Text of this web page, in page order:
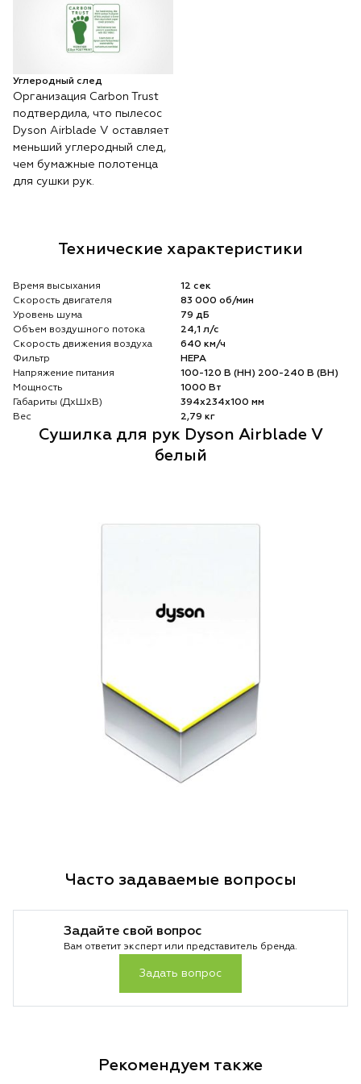
Углеродный след
Организация Carbon Trust
подтвердила, что пылесос
Dyson Airblade V оставляет
меньший углеродный след,
чем бумажные полотенца
для сушки рук.
Технические характеристики
Время высыхания
12 сек
Скорость двигателя
83 000 об/мин
Уровень шума
79 дБ
Объем воздушного потока
24,1 л/с
Скорость движения воздуха
640 км/ч
Фильтр
HEPA
Напряжение питания
100-120 В (НН) 200-240 В (ВН)
Мощность
1000 Вт
Габариты (ДхШхВ)
394x234x100 мм
Вес
2,79 кг
Сушилка для рук Dyson Airblade V
белый
Часто задаваемые вопросы
Задайте свой вопрос
Вам ответит эксперт или представитель бренда.
Задать вопрос
Рекомендуем также